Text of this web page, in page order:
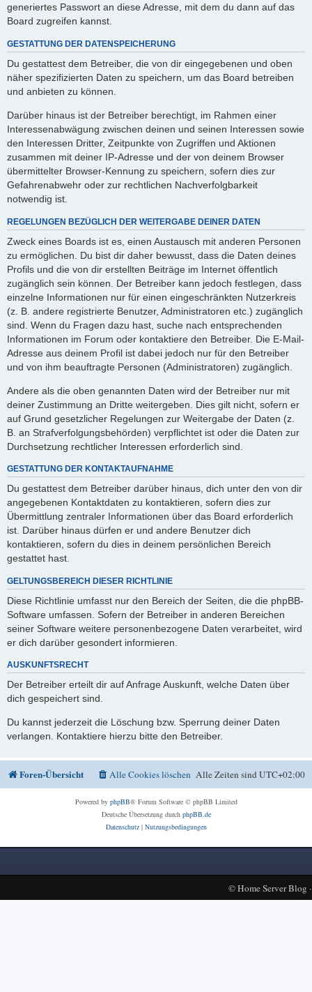
generiertes Passwort an diese Adresse, mit dem du dann auf das
Board zugreifen kannst.
GESTATTUNG DER DATENSPEICHERUNG
Du gestattest dem Betreiber, die von dir eingegebenen und oben
näher spezifizierten Daten zu speichern, um das Board betreiben
und anbieten zu können.
Darüber hinaus ist der Betreiber berechtigt, im Rahmen einer
Interessenabwägung zwischen deinen und seinen Interessen sowie
den Interessen Dritter, Zeitpunkte von Zugriffen und Aktionen
zusammen mit deiner IP-Adresse und der von deinem Browser
übermittelter Browser-Kennung zu speichern, sofern dies zur
Gefahrenabwehr oder zur rechtlichen Nachverfolgbarkeit
notwendig ist.
REGELUNGEN BEZÜGLICH DER WEITERGABE DEINER DATEN
Zweck eines Boards ist es, einen Austausch mit anderen Personen
zu ermöglichen. Du bist dir daher bewusst, dass die Daten deines
Profils und die von dir erstellten Beiträge im Internet öffentlich
zugänglich sein können. Der Betreiber kann jedoch festlegen, dass
einzelne Informationen nur für einen eingeschränkten Nutzerkreis
(z. B. andere registrierte Benutzer, Administratoren etc.) zugänglich
sind. Wenn du Fragen dazu hast, suche nach entsprechenden
Informationen im Forum oder kontaktiere den Betreiber. Die E-Mail-
Adresse aus deinem Profil ist dabei jedoch nur für den Betreiber
und von ihm beauftragte Personen (Administratoren) zugänglich.
Andere als die oben genannten Daten wird der Betreiber nur mit
deiner Zustimmung an Dritte weitergeben. Dies gilt nicht, sofern er
auf Grund gesetzlicher Regelungen zur Weitergabe der Daten (z.
B. an Strafverfolgungsbehörden) verpflichtet ist oder die Daten zur
Durchsetzung rechtlicher Interessen erforderlich sind.
GESTATTUNG DER KONTAKTAUFNAHME
Du gestattest dem Betreiber darüber hinaus, dich unter den von dir
angegebenen Kontaktdaten zu kontaktieren, sofern dies zur
Übermittlung zentraler Informationen über das Board erforderlich
ist. Darüber hinaus dürfen er und andere Benutzer dich
kontaktieren, sofern du dies in deinem persönlichen Bereich
gestattet hast.
GELTUNGSBEREICH DIESER RICHTLINIE
Diese Richtlinie umfasst nur den Bereich der Seiten, die die phpBB-
Software umfassen. Sofern der Betreiber in anderen Bereichen
seiner Software weitere personenbezogene Daten verarbeitet, wird
er dich darüber gesondert informieren.
AUSKUNFTSRECHT
Der Betreiber erteilt dir auf Anfrage Auskunft, welche Daten über
dich gespeichert sind.
Du kannst jederzeit die Löschung bzw. Sperrung deiner Daten
verlangen. Kontaktiere hierzu bitte den Betreiber.
Foren-Übersicht Alle Zeiten sindUTC+02:00
Alle Cookies löschen
Powered by phpBB® Forum Software © phpBB Limited
Deutsche Übersetzung durch phpBB.de
Datenschutz| Nutzungsbedingungen
©Home Server Blog